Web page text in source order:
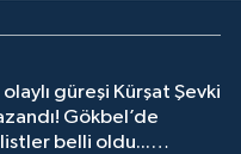
güreşi Kürşat Şevki
Gökbel’de
belli oldu...